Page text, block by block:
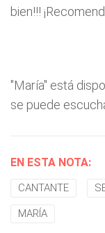
bien!!!
"María" está
se puede
EN ESTA NOTA:
CANTANTE
MARÍA